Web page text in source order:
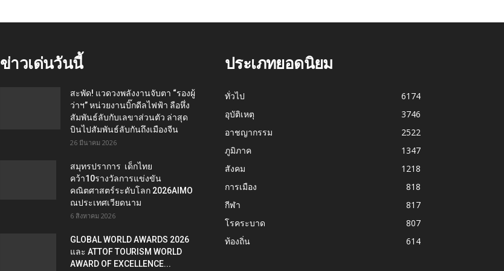
ข่าวเด่นวันนี้
สะพัด! แวดวงพลังงานจับตา “รองผู้
ว่าฯ” หน่วยงานบิ๊กดีลไฟฟ้า ลือหึ่ง
สัมพันธ์ลับกับเลขาส่วนตัว ล่าสุด
บินไปสัมพันธ์ลับกันถึงเมืองจีน
26 มีนาคม 2026
สมุทรปราการ เด็กไทย
คว้า10รางวัลการแข่งขัน
คณิตศาสตร์ระดับโลก 2026AIMO
ณประเทศเวียดนาม
6 สิงหาคม 2026
GLOBAL WORLD AWARDS 2026
และ ATTOF TOURISM WORLD
AWARD OF EXCELLENCE...
ประเภทยอดนิยม
ทั่วไป
6174
อุบัติเหตุ
3746
อาชญากรรม
2522
ภูมิภาค
1347
สังคม
1218
การเมือง
818
กีฬา
817
โรคระบาด
807
ท้องถิ่น
614